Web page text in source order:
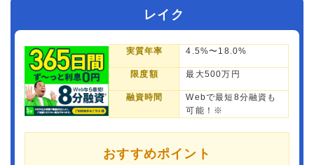
レイク
実質年率 4.5%〜18.0%
限度額 最大500万円
融資時間
Webで最短8分融資も
可能！※
おすすめポイント